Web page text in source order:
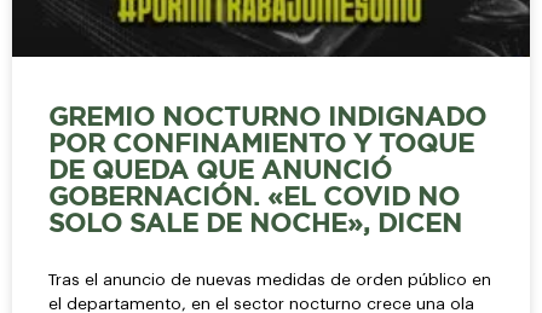
GREMIO NOCTURNO INDIGNADO
POR CONFINAMIENTO Y TOQUE
DE QUEDA QUE ANUNCIÓ
GOBERNACIÓN. «EL COVID NO
SOLO SALE DE NOCHE», DICEN
Tras el anuncio de nuevas medidas de orden público en
el departamento, en el sector nocturno crece una ola